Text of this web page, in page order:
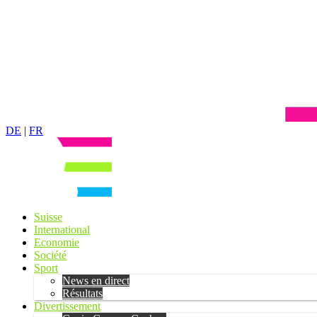
DE | FR
Suisse
International
Economie
Société
Sport
News en direct
Résultats
Divertissement